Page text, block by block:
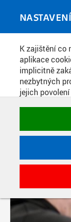
K zajištění co
aplikace
implicitně
nezbytných
jejich
zakázat,
kategorie.
kdykoli
POTŘEBNÉ
Technické
ČVUT pro
vlastností a
nezbytné pro